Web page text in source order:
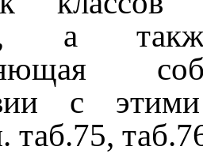
а
с
таб.75,